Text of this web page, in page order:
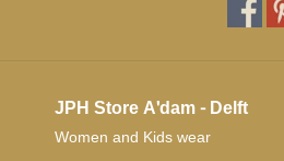
JPH Store A'dam - Delft
Women and Kids wear